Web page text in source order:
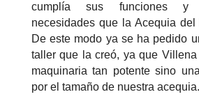
cumplía sus funciones y
necesidades que la Acequia del
De este modo ya se ha pedido
taller que la creó, ya que
maquinaria tan potente sino
por el tamaño de nuestra acequia.